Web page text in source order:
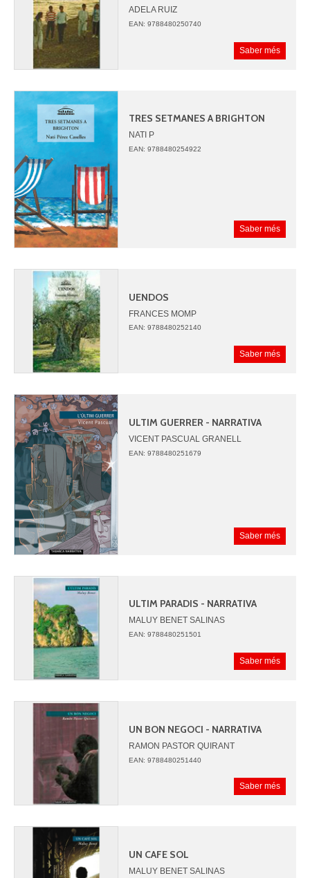
ADELA RUIZ
MANEL SANCHEZ
EAN: 9788480250740
Saber més
TRES SETMANES A BRIGHTON
NATI P
EAN: 9788480254922
Saber més
UENDOS
FRANCES MOMP
EAN: 9788480252140
Saber més
ULTIM GUERRER - NARRATIVA
VICENT PASCUAL GRANELL
EAN: 9788480251679
Saber més
ULTIM PARADIS - NARRATIVA
MALUY BENET SALINAS
EAN: 9788480251501
Saber més
UN BON NEGOCI - NARRATIVA
RAMON PASTOR QUIRANT
EAN: 9788480251440
Saber més
UN CAFE SOL
MALUY BENET SALINAS